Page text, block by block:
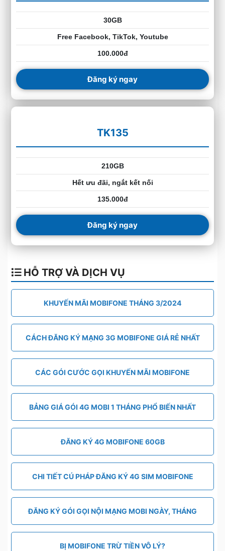
30GB
Free Facebook, TikTok, Youtube
100.000đ
Đăng ký ngay
TK135
210GB
Hết ưu đãi, ngắt kết nối
135.000đ
Đăng ký ngay
HỖ TRỢ VÀ DỊCH VỤ
KHUYẾN MÃI MOBIFONE THÁNG 3/2024
CÁCH ĐĂNG KÝ MẠNG 3G MOBIFONE GIÁ RẺ NHẤT
CÁC GÓI CƯỚC GỌI KHUYẾN MÃI MOBIFONE
BẢNG GIÁ GÓI 4G MOBI 1 THÁNG PHỔ BIẾN NHẤT
ĐĂNG KÝ 4G MOBIFONE 60GB
CHI TIẾT CÚ PHÁP ĐĂNG KÝ 4G SIM MOBIFONE
ĐĂNG KÝ GÓI GỌI NỘI MẠNG MOBI NGÀY, THÁNG
BỊ MOBIFONE TRỪ TIỀN VÔ LÝ?